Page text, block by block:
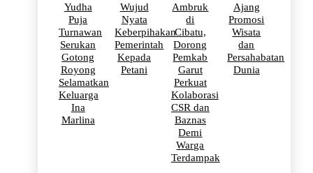
Yudha
Puja
Turnawan
Serukan
Gotong
Royong
Selamatkan
Keluarga
Ina
Marlina
Wujud
Nyata
Keberpihakan
Pemerintah
Kepada
Petani
Ambruk
di
Cibatu,
Dorong
Pemkab
Garut
Perkuat
Kolaborasi
CSR dan
Baznas
Demi
Warga
Terdampak
Ajang
Promosi
Wisata
dan
Persahabatan
Dunia